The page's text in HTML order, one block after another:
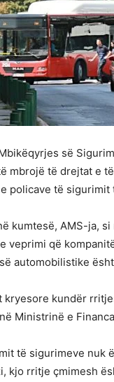
së
mbrojë të drejtat e
policave të
kumtesë, AMS-ja,
veprimi që
automobilistike
kryesore kundër
Ministrinë e
të sigurimeve nuk
kjo rritje çmimesh